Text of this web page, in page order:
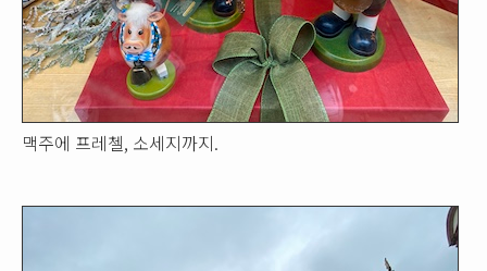
맥주에 프레첼, 소세지까지.